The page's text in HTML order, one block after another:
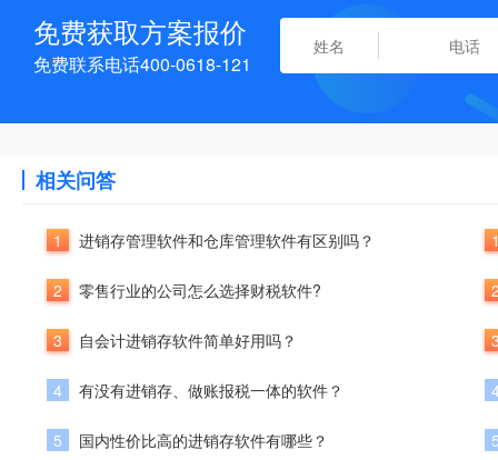
免费获取方案报价
免费联系电话400-0618-121
相关问答
1 进销存管理软件和仓库管理软件有区别吗？
2 零售行业的公司怎么选择财税软件?
3 自会计进销存软件简单好用吗？
4 有没有进销存、做账报税一体的软件？
5 国内性价比高的进销存软件有哪些？